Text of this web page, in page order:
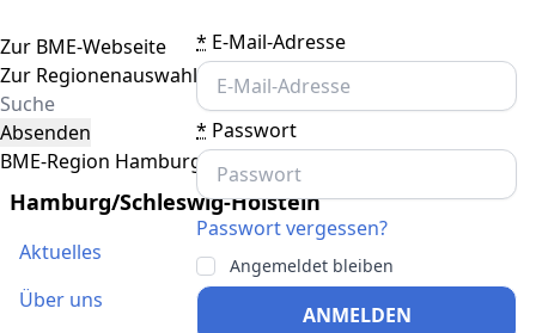
* E-Mail-Adresse
* Passwort
Passwort vergessen?
Angemeldet bleiben
ANMELDEN
Toggle navigation
Zur BME-Webseite
Zur Regionenauswahl
Absenden
BME-Region Hamburg/Schleswig-Holstein
Hamburg/Schleswig-Holstein
Aktuelles
Über uns